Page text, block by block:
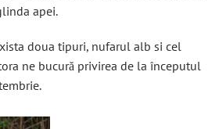
apei.
doua tipuri, nufarul alb si cel
ne bucură privirea de la începutul